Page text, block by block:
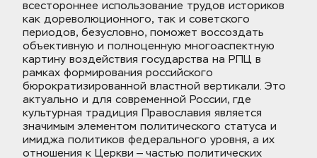
всестороннее использование трудов историков
как дореволюционного, так и советского
периодов, безусловно, поможет воссоздать
объективную и полноценную многоаспектную
картину воздействия государства на РПЦ в
рамках формирования российского
бюрократизированной властной вертикали. Это
актуально и для современной России, где
культурная традиция Православия является
значимым элементом политического статуса и
имиджа политиков федерального уровня, а их
отношения к Церкви — частью политических